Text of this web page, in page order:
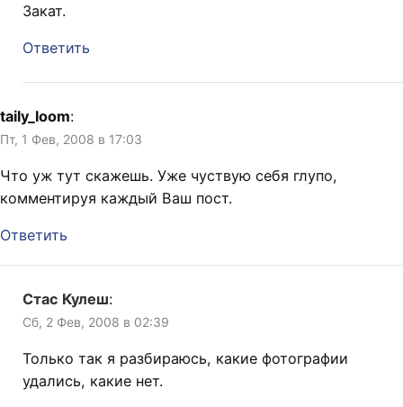
Закат.
Ответить
taily_loom:
Пт, 1 Фев, 2008 в 17:03
Что уж тут скажешь. Уже чуствую себя глупо,
комментируя каждый Ваш пост.
Ответить
Стас Кулеш:
Сб, 2 Фев, 2008 в 02:39
Только так я разбираюсь, какие фотографии
удались, какие нет.